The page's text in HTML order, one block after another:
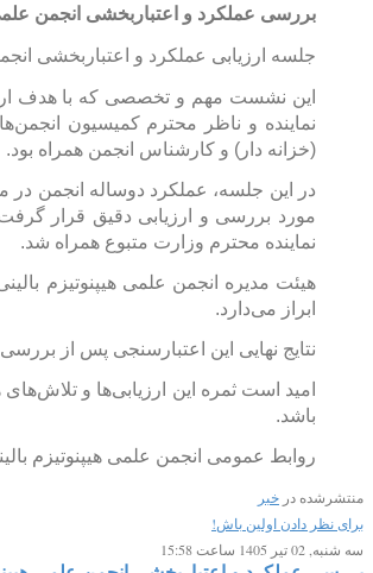
بررسی عملکرد و اعتباربخشی انجمن
جلسه ارزیابی عملکرد و اعتباربخشی انجمن علمی هیپنوتیزم
این نشست مهم و تخصصی که با هدف
نماینده و ناظر محترم کمیسیون
(خزانه دار) و کارشناس انجمن همراه بود.
در این جلسه، عملکرد دوساله انجمن
مورد بررسی و ارزیابی دقیق قرار
نماینده محترم وزارت متبوع همراه شد.
هیئت مدیره انجمن علمی هیپنوتیزم
ابراز می‌دارد.
نتایج نهایی این اعتبارسنجی پس از
امید است ثمره این ارزیابی‌ها و
باشد.
روابط عمومی انجمن علمی هیپنوتیزم
منتشرشده در خبر
برای نظر دادن اولین باش!
سه شنبه, 02 تیر 1405 ساعت 15:58